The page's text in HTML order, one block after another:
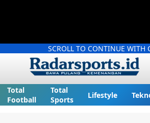
SCROLL TO CONTINUE WITH
Total
Football
Total
Sports
Lifestyle